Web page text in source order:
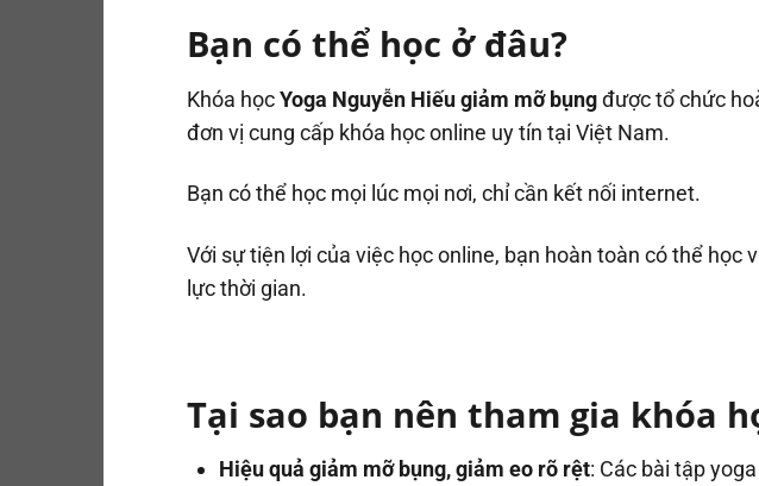
Bạn có thể học ở đâu?
Khóa họcYoga Nguyễn Hiếu giảm mỡ bụngđược tổ chức
đơn vị cung cấp khóa học online uy tín tại Việt Nam.
Bạn có thể học mọi lúc mọi nơi, chỉ cần kết nối internet.
Với sự tiện lợi của việc học online, bạn hoàn toàn có thể
lực thời gian.
Tại sao bạn nên tham gia khóa
Hiệu quả giảm mỡ bụng, giảm eo rõ rệt: Các bài tập